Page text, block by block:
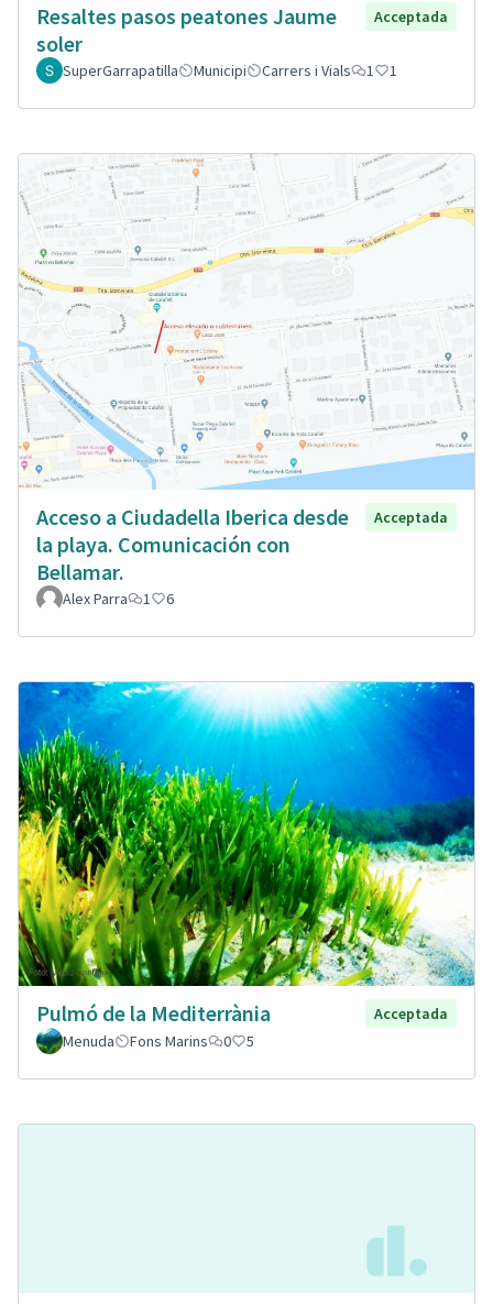
Resaltes pasos peatones Jaume
soler
Acceptada
SuperGarrapatilla Municipi Carrers i Vials 1 1
Acceso a Ciudadella Iberica desde
la playa. Comunicación con
Bellamar.
Acceptada
Alex Parra 1 6
Pulmó de la Mediterrània
Acceptada
Menuda
Fons Marins 0 5